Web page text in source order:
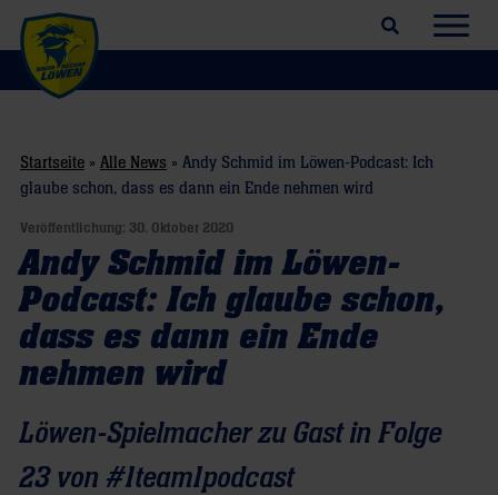
Suchfeld öffnen
Startseite » Alle News » Andy Schmid im Löwen-Podcast: Ich
glaube schon, dass es dann ein Ende nehmen wird
Veröffentlichung: 30. Oktober 2020
Andy Schmid im Löwen-
Podcast: Ich glaube schon,
dass es dann ein Ende
nehmen wird
Löwen-Spielmacher zu Gast in Folge
23 von #1team1podcast